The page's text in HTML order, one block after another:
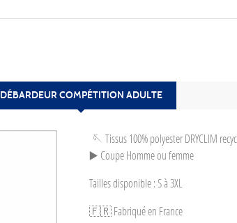
DÉBARDEUR COMPÉTITION ADULTE
🪡 Tissus 100% polyester DRYCLIM
▶️ Coupe Homme ou femme
Tailles disponible : S à 3XL
🇫🇷 Fabriqué en France